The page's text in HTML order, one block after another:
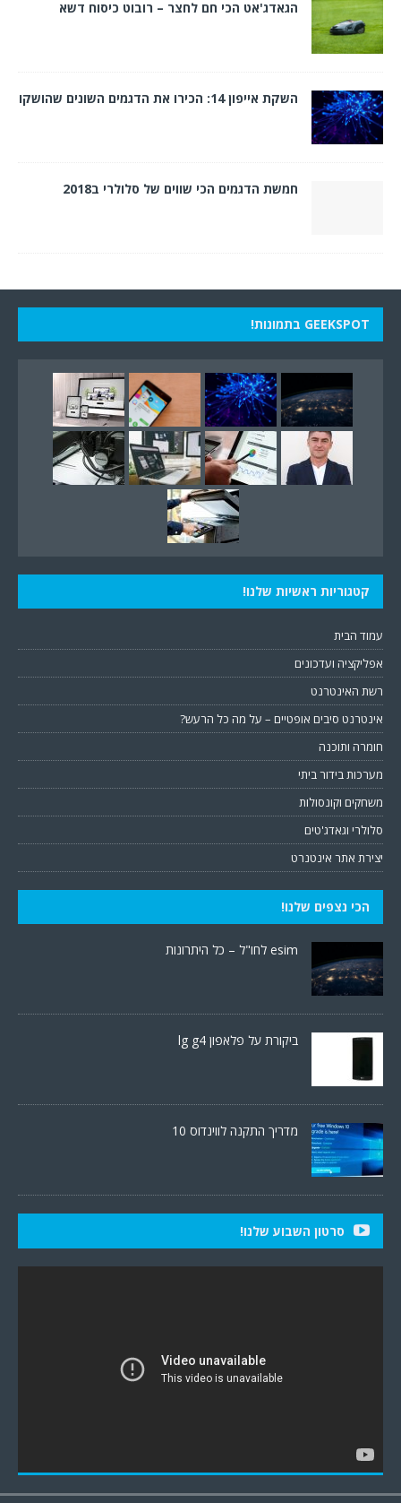
הגאדג'אט הכי חם לחצר – רובוט כיסוח דשא
השקת אייפון 14: הכירו את הדגמים השונים שהושקו
חמשת הדגמים הכי שווים של סלולרי ב2018
GEEKSPOT בתמונות!
קטגוריות ראשיות שלנו!
עמוד הבית
אפליקציה ועדכונים
רשת האינטרנט
אינטרנט סיבים אופטיים – על מה כל הרעש?
חומרה ותוכנה
מערכות בידור ביתי
משחקים וקונסולות
סלולרי וגאדג'טים
יצירת אתר אינטנרט
הכי נצפים שלנו!
esim לחו"ל – כל היתרונות
ביקורת על פלאפון lg g4
מדריך התקנה לווינדוס 10
סרטון השבוע שלנו!